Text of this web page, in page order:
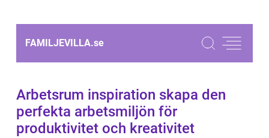
FAMILJEVILLA.se
Arbetsrum inspiration skapa den
perfekta arbetsmiljön för
produktivitet och kreativitet